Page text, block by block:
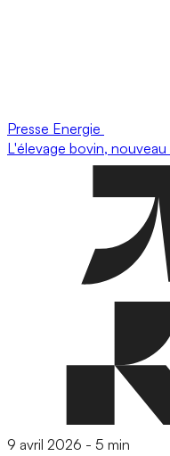
Presse Energie
L'élevage bovin, nouveau
9 avril 2026 - 5 min